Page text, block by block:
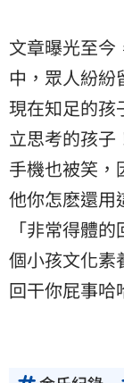
文章曝光至今
中，眾人紛紛
現在知足的孩
立思考的孩子
手機也被笑
他你怎麽還用
「非常得體
個小孩文化素
回干你屁事哈